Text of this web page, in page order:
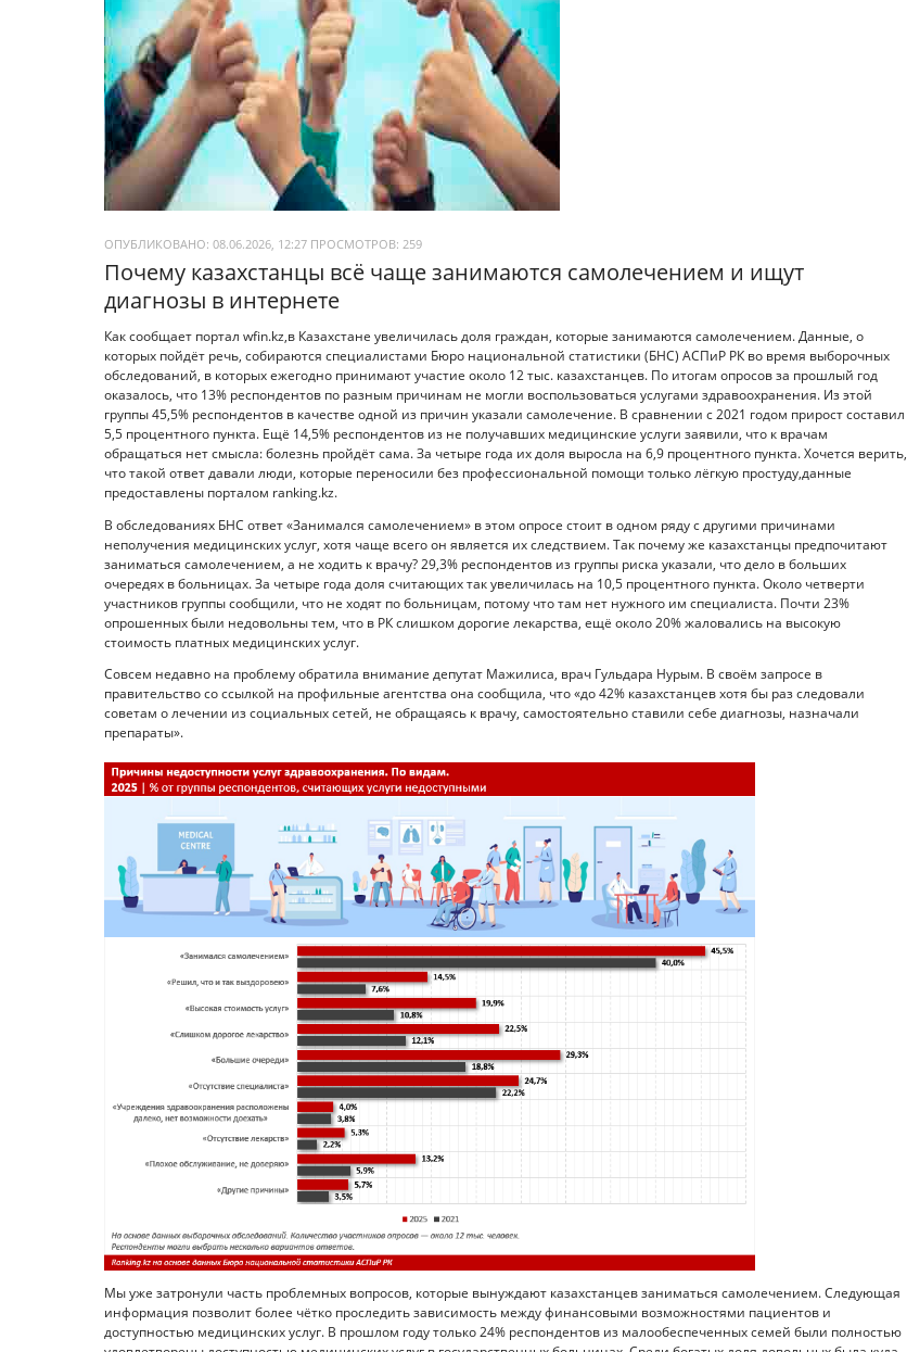
ОПУБЛИКОВАНО: 08.06.2026, 12:27 ПРОСМОТРОВ: 259
Почему казахстанцы всё чаще занимаются самолечением и ищут
диагнозы в интернете
Как сообщает портал wfin.kz,в Казахстане увеличилась доля граждан, которые занимаются самолечением. Данные, о
которых пойдёт речь, собираются специалистами Бюро национальной статистики (БНС) АСПиР РК во время выборочных
обследований, в которых ежегодно принимают участие около 12 тыс. казахстанцев. По итогам опросов за прошлый год
оказалось, что 13% респондентов по разным причинам не могли воспользоваться услугами здравоохранения. Из этой
группы 45,5% респондентов в качестве одной из причин указали самолечение. В сравнении с 2021 годом прирост составил
5,5 процентного пункта. Ещё 14,5% респондентов из не получавших медицинские услуги заявили, что к врачам
обращаться нет смысла: болезнь пройдёт сама. За четыре года их доля выросла на 6,9 процентного пункта. Хочется верить,
что такой ответ давали люди, которые переносили без профессиональной помощи только лёгкую простуду,данные
предоставлены порталом ranking.kz.
В обследованиях БНС ответ «Занимался самолечением» в этом опросе стоит в одном ряду с другими причинами
неполучения медицинских услуг, хотя чаще всего он является их следствием. Так почему же казахстанцы предпочитают
заниматься самолечением, а не ходить к врачу? 29,3% респондентов из группы риска указали, что дело в больших
очередях в больницах. За четыре года доля считающих так увеличилась на 10,5 процентного пункта. Около четверти
участников группы сообщили, что не ходят по больницам, потому что там нет нужного им специалиста. Почти 23%
опрошенных были недовольны тем, что в РК слишком дорогие лекарства, ещё около 20% жаловались на высокую
стоимость платных медицинских услуг.
Совсем недавно на проблему обратила внимание депутат Мажилиса, врач Гульдара Нурым. В своём запросе в
правительство со ссылкой на профильные агентства она сообщила, что «до 42% казахстанцев хотя бы раз следовали
советам о лечении из социальных сетей, не обращаясь к врачу, самостоятельно ставили себе диагнозы, назначали
препараты».
Мы уже затронули часть проблемных вопросов, которые вынуждают казахстанцев заниматься самолечением. Следующая
информация позволит более чётко проследить зависимость между финансовыми возможностями пациентов и
доступностью медицинских услуг. В прошлом году только 24% респондентов из малообеспеченных семей были полностью